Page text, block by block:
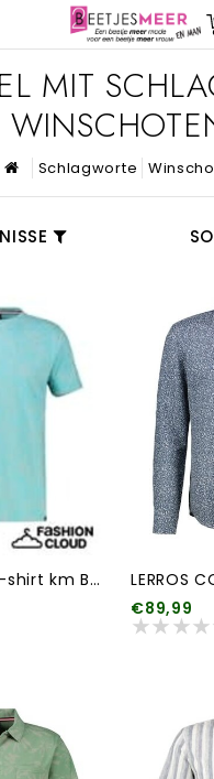
MIT
Schlagworte
LERROS CON t-shirt km BT 1
€89,99